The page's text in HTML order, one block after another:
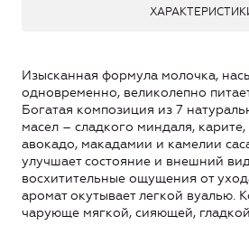
Изысканная формула молочка,
одновременно, великолепно
Богатая композиция из 7
масел – сладкого миндаля,
авокадо, макадамии и камелии
улучшает состояние и внешний
восхитительные ощущения от
аромат окутывает легкой вуалью.
чарующе мягкой, сияющей,